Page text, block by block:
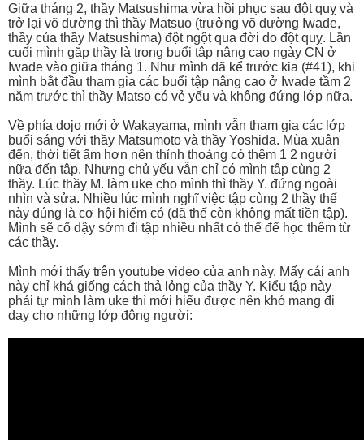
Giữa tháng 2, thầy Matsushima vừa hồi phục sau đột quỵ và
trở lại võ đường thì thầy Matsuo (trưởng võ đường Iwade,
thầy của thầy Matsushima) đột ngột qua đời do đột quỵ. Lần
cuối mình gặp thầy là trong buổi tập nâng cao ngày CN ở
Iwade vào giữa tháng 1. Như mình đã kể trước kia (#41), khi
mình bắt đầu tham gia các buổi tập nâng cao ở Iwade tầm 2
năm trước thì thầy Matso có vẻ yếu và không đứng lớp nữa.
Về phía dojo mới ở Wakayama, mình vẫn tham gia các lớp
buổi sáng với thầy Matsumoto và thầy Yoshida. Mùa xuân
đến, thời tiết ấm hơn nên thỉnh thoảng có thêm 1 2 người
nữa đến tập. Nhưng chủ yếu vẫn chỉ có mình tập cùng 2
thầy. Lúc thầy M. làm uke cho mình thì thầy Y. đứng ngoài
nhìn và sửa. Nhiều lúc mình nghĩ việc tập cùng 2 thầy thế
này đúng là cơ hội hiếm có (đã thế còn không mất tiền tập).
Mình sẽ cố dậy sớm đi tập nhiều nhất có thể để học thêm từ
các thầy.
Mình mới thấy trên youtube video của anh này. Mấy cái anh
này chỉ khá giống cách thả lỏng của thầy Y. Kiểu tập này
phải tự mình làm uke thì mới hiểu được nên khó mang đi
dạy cho những lớp đông người: